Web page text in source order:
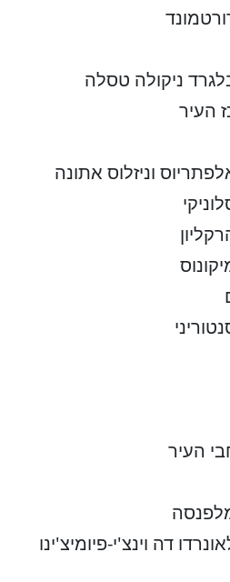
ניקולה טסלה
העיר
וניזלוס אתונה
העיר
דה וינצ'י-פיומיצ'ינו